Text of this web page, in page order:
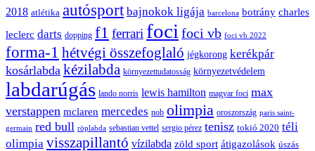
2018 atlétika autósport bajnokok ligája barcelona botrány charles
leclerc darts dopping f1 ferrari foci foci vb foci vb 2022
forma-1 hétvégi összefoglaló jégkorong kerékpár
kosárlabda kézilabda környezettudatosság környezetvédelem
labdarúgás lando norris lewis hamilton magyar foci max
verstappen mclaren mercedes nob olimpia oroszország paris saint-
germain red bull röplabda sebastian vettel sergio pérez tenisz tokió 2020 téli
olimpia visszapillantó vízilabda zöld sport átigazolások úszás